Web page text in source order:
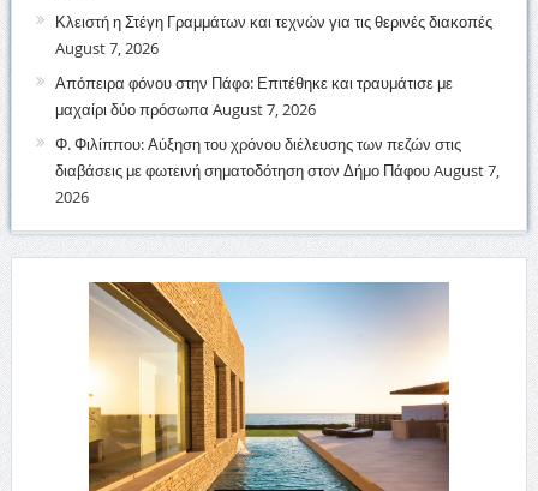
Κλειστή η Στέγη Γραμμάτων και τεχνών για τις θερινές διακοπές
August 7, 2026
Απόπειρα φόνου στην Πάφο: Επιτέθηκε και τραυμάτισε με
μαχαίρι δύο πρόσωπα August 7, 2026
Φ. Φιλίππου: Αύξηση του χρόνου διέλευσης των πεζών στις
διαβάσεις με φωτεινή σηματοδότηση στον Δήμο ΠάφουAugust 7,
2026